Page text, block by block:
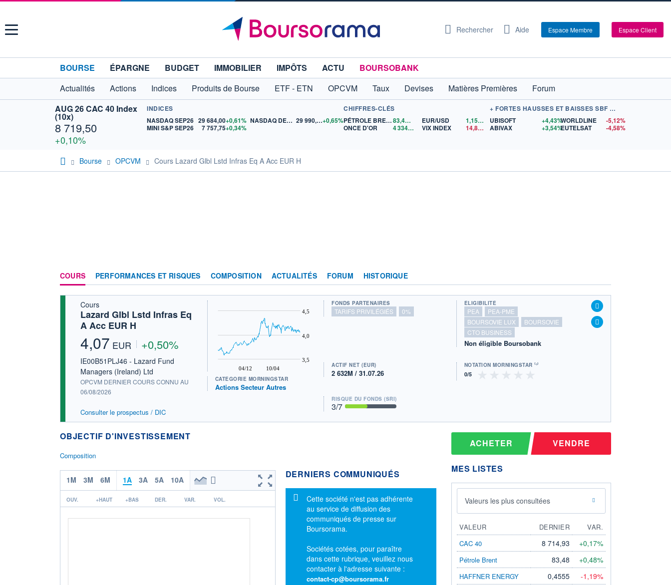
Menu Rechercher Aide Espace Membre Espace Client
BOURSE ÉPARGNE BUDGET IMMOBILIER IMPÔTS ACTU
BOURSOBANK
Actualités
Actions Indices Produits de Bourse ETF - ETN OPCVM Taux Devises Matières Premières
Forum
AUG 26 CAC 40 Index
(10x)
8 719,50
+0,10%
INDICES
NASDAQ SEP26 29 684,00+0,61%
MINI S&P SEP26
7 757,75+0,34%
NASDAQ DEC26 29 990,25+0,65%
CHIFFRES-CLÉS
PÉTROLE BRENT
83,49$US
ONCE D'OR
4 334,31 $US
EUR/USD 1,1564
$US
VIX INDEX
14,89$US
+ FORTES HAUSSES ET BAISSES SBF 120
UBISOFT
+4,43%
ABIVAX
+3,54%
WORLDLINE
-5,12%
EUTELSAT
-4,58%
Bourse OPCVM Cours Lazard Glbl Lstd Infras Eq A Acc EUR H
COURS PERFORMANCES ET RISQUES COMPOSITION ACTUALITÉS FORUM HISTORIQUE
Cours
Lazard Glbl Lstd Infras Eq
A Acc EUR H
4,07 EUR +0,50%
IE00B51PLJ46 - Lazard Fund
Managers (Ireland) Ltd
OPCVM DERNIER COURS CONNU AU
06/08/2026
Consulter le prospectus / DIC
04/12 10/04
3,5
4,0
4,5
CATÉGORIE MORNINGSTAR
Actions Secteur Autres
FONDS PARTENAIRES
TARIFS PRIVILÉGIÉS 0%
ÉLIGIBILITÉ
PEA
PEA-PME
BOURSOVIE LUX
BOURSOVIE
CTO BUSINESS
Non éligible Boursobank
ACTIF NET (EUR)
2 632M / 31.07.26
NOTATION MORNINGSTAR ⁽¹⁾
RISQUE DU FONDS (SRI)
3/7
OBJECTIF D'INVESTISSEMENT
Composition
1M 3M 6M 1A 3A 5A 10A
OUV. +HAUT +BAS DER. VAR. VOL.
DERNIERS COMMUNIQUÉS
Message d'information
Cette société n'est pas adhérente
au service de diffusion des
communiqués de presse sur
Boursorama.
Sociétés cotées, pour paraître
dans cette rubrique, veuillez nous
contacter à l'adresse suivante :
contact-cp@boursorama.fr
ACHETER VENDRE
MES LISTES
Valeurs les plus consultées
VALEUR DERNIER
VAR.
CAC 40
8 714,93 +0,17%
Pétrole Brent 83,48 +0,48%
HAFFNER ENERGY 0,4555 -1,19%